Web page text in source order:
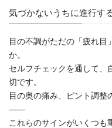
気づかないうちに進行す
目の不調がただの「疲れ目
か。
セルフチェックを通して、
切です。
目の奥の痛み、ピント調整
――
これらのサインがいくつも